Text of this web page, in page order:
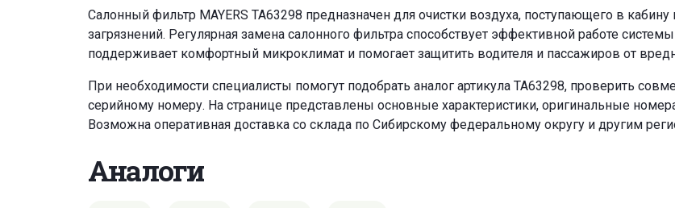
Салонный фильтр MAYERS TA63298 предназначен для очистки воздуха, поступающего в
загрязнений. Регулярная замена салонного фильтра способствует эффективной работе
поддерживает комфортный микроклимат и помогает защитить водителя и пассажиров от
При необходимости специалисты помогут подобрать аналог артикула TA63298, проверить
серийному номеру. На странице представлены основные характеристики, оригинальные
Возможна оперативная доставка со склада по Сибирскому федеральному округу и другим
Аналоги